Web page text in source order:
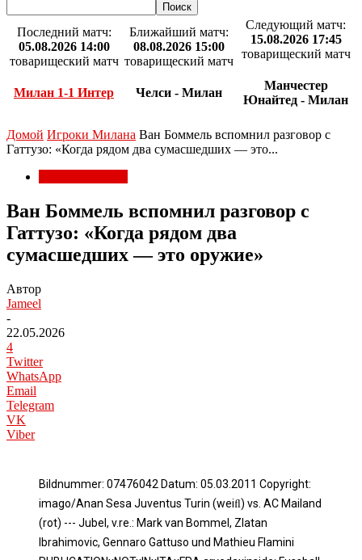
Последний матч:
05.08.2026 14:00
товарищеский матч
Милан 1-1 Интер
Ближайший матч:
08.08.2026 15:00
товарищеский матч
Челси - Милан
Следующий матч:
15.08.2026 17:45
товарищеский матч
Манчестер
Юнайтед - Милан
Домой Игроки Милана Ван Боммель вспомнил разговор с
Гаттузо: «Когда рядом два сумасшедших — это...
Ван Боммель вспомнил разговор с
Гаттузо: «Когда рядом два
сумасшедших — это оружие»
Автор
Jameel
-
22.05.2026
4
Twitter
WhatsApp
Email
Telegram
VK
Viber
Bildnummer: 07476042 Datum: 05.03.2011 Copyright:
imago/Anan Sesa Juventus Turin (weiﬂ) vs. AC Mailand
(rot) --- Jubel, v.re.: Mark van Bommel, Zlatan
Ibrahimovic, Gennaro Gattuso und Mathieu Flamini